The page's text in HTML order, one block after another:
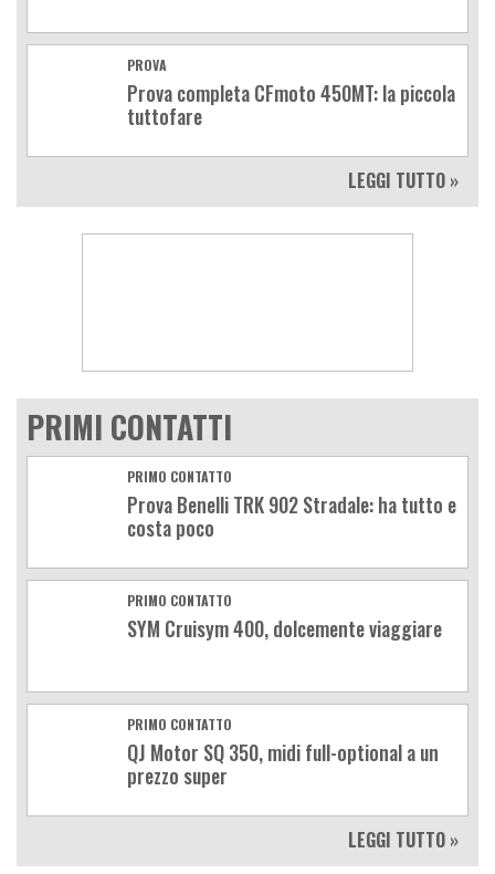
PROVA
Prova completa CFmoto 450MT: la piccola
tuttofare
LEGGI TUTTO »
PRIMI CONTATTI
PRIMO CONTATTO
Prova Benelli TRK 902 Stradale: ha tutto e
costa poco
PRIMO CONTATTO
SYM Cruisym 400, dolcemente viaggiare
PRIMO CONTATTO
QJ Motor SQ 350, midi full-optional a un
prezzo super
LEGGI TUTTO »